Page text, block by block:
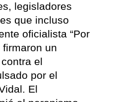
legisladores
que incluso
oficialista “Por
firmaron un
el
por el
El